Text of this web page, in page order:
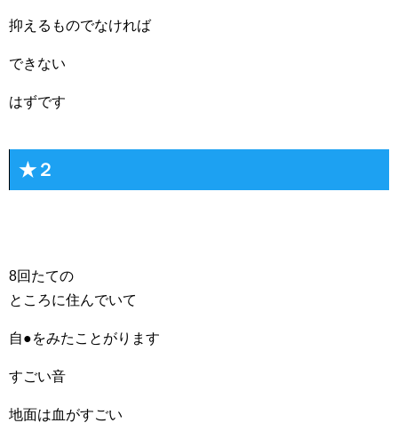
抑えるものでなければ
できない
はずです
★２
8回たての
ところに住んでいて
自●をみたことがります
すごい音
地面は血がすごい